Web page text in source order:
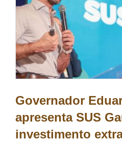
Governador
apresenta SUS
investimento